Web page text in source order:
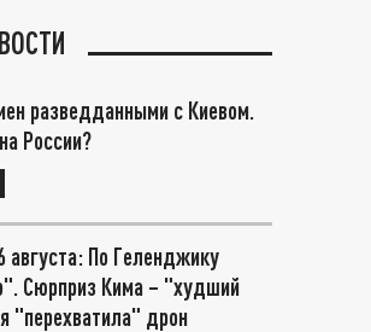
разведданными с Киевом.
России?
августа: По Геленджику
Сюрприз Кима – "худший
"перехватила" дрон